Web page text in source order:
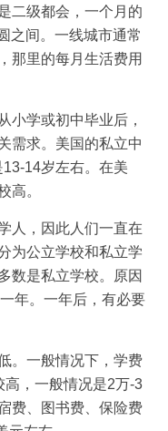
二级都会，一个月的
之间。一线城市通常
那里的每月生活费用
小学或初中毕业后，
需求。美国的私立中
14岁左右。在美
高。
人，因此人们一直在
为公立学校和私立学
数是私立学校。原因
年。一年后，有必要
。一般情况下，学费
高，一般情况是2万-3
费、图书费、保险费